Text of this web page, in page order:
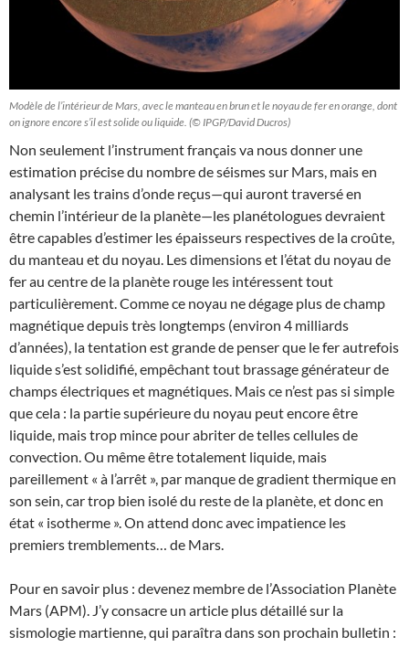
Modèle de l’intérieur de Mars, avec le manteau en brun et le noyau de fer en orange, dont
on ignore encore s’il est solide ou liquide. (© IPGP/David Ducros)
Non seulement l’instrument français va nous donner une
estimation précise du nombre de séismes sur Mars, mais en
analysant les trains d’onde reçus—qui auront traversé en
chemin l’intérieur de la planète—les planétologues devraient
être capables d’estimer les épaisseurs respectives de la croûte,
du manteau et du noyau. Les dimensions et l’état du noyau de
fer au centre de la planète rouge les intéressent tout
particulièrement. Comme ce noyau ne dégage plus de champ
magnétique depuis très longtemps (environ 4 milliards
d’années), la tentation est grande de penser que le fer autrefois
liquide s’est solidifié, empêchant tout brassage générateur de
champs électriques et magnétiques. Mais ce n’est pas si simple
que cela : la partie supérieure du noyau peut encore être
liquide, mais trop mince pour abriter de telles cellules de
convection. Ou même être totalement liquide, mais
pareillement « à l’arrêt », par manque de gradient thermique en
son sein, car trop bien isolé du reste de la planète, et donc en
état « isotherme ». On attend donc avec impatience les
premiers tremblements… de Mars.
Pour en savoir plus : devenez membre de l’Association Planète
Mars (APM). J’y consacre un article plus détaillé sur la
sismologie martienne, qui paraîtra dans son prochain bulletin :